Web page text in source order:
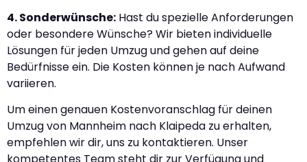
4. Sonderwünsche: Hast du spezielle Anforderungen
oder besondere Wünsche? Wir bieten individuelle
Lösungen für jeden Umzug und gehen auf deine
Bedürfnisse ein. Die Kosten können je nach Aufwand
variieren.
Um einen genauen Kostenvoranschlag für deinen
Umzug von Mannheim nach Klaipeda zu erhalten,
empfehlen wir dir, uns zu kontaktieren. Unser